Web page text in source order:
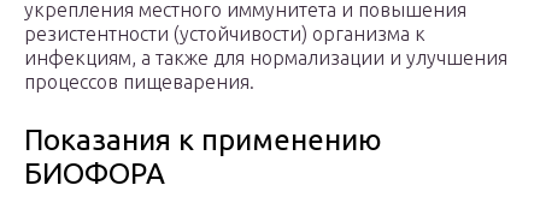
укрепления местного иммунитета и повышения
резистентности (устойчивости) организма к
инфекциям, а также для нормализации и улучшения
процессов пищеварения.
Показания к применению
БИОФОРА